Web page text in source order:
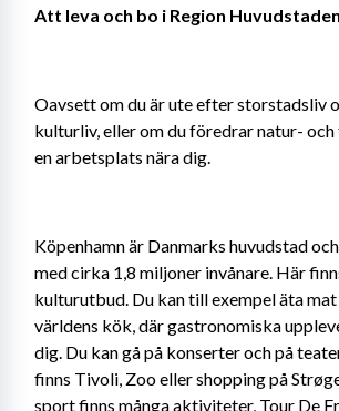
Att leva och bo i Region Huvudstaden
Oavsett om du är ute efter storstadsliv
kulturliv, eller om du föredrar natur-
en arbetsplats nära dig.
Köpenhamn är Danmarks huvudstad
med cirka 1,8 miljoner invånare. Här
kulturutbud. Du kan till exempel äta
världens kök, där gastronomiska
dig. Du kan gå på konserter och på
finns Tivoli, Zoo eller shopping på
sport finns många aktiviteter, Tour De